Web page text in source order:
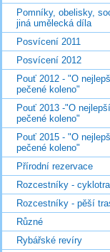
Pomníky, obelisky,
jiná umělecká díla
Posvícení 2011
Posvícení 2012
Pouť 2012 - "O
pečené koleno"
Pouť 2013 -"O nejlepší
pečené koleno"
Pouť 2015 - "O
pečené koleno"
Přírodní rezervace
Rozcestníky -
Rozcestníky - pěší
Různé
Rybářské revíry